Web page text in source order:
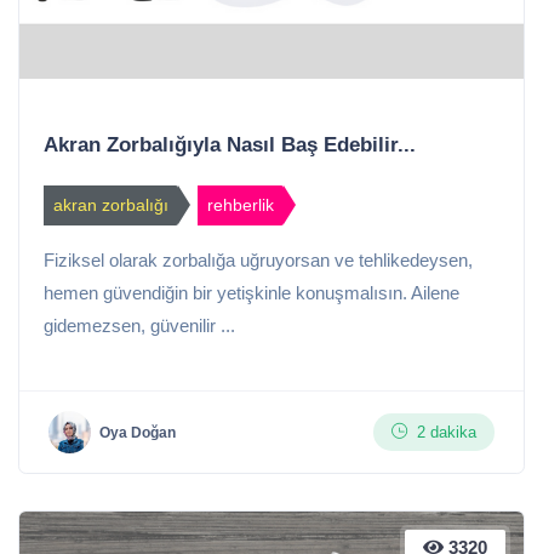
Akran Zorbalığıyla Nasıl Baş Edebilir...
akran zorbalığı rehberlik
Fiziksel olarak zorbalığa uğruyorsan ve tehlikedeysen,
hemen güvendiğin bir yetişkinle konuşmalısın. Ailene
gidemezsen, güvenilir ...
Oya Doğan 2 dakika
3320